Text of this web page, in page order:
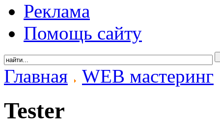
Реклама
Помощь сайту
Главная WEB мастеринг
Tester